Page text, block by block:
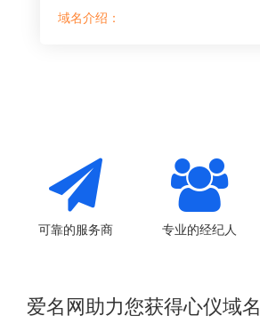
域名介绍：
可靠的服务商 专业的经纪人
爱名网助力您获得心仪域名